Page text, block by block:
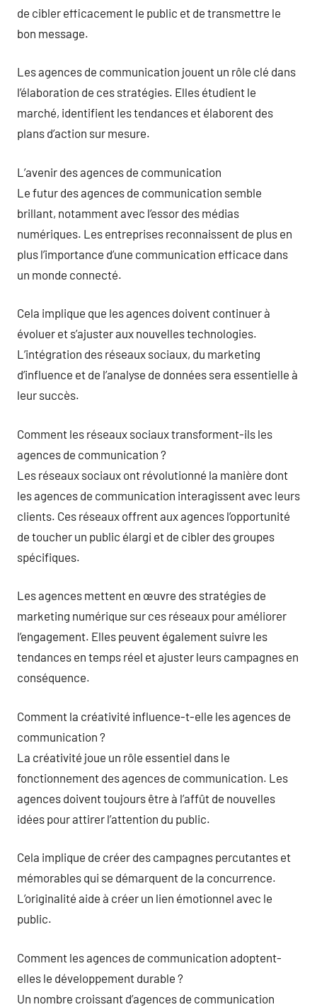
de cibler efficacement le public et de transmettre le
bon message.
Les agences de communication jouent un rôle clé dans
l’élaboration de ces stratégies. Elles étudient le
marché, identifient les tendances et élaborent des
plans d’action sur mesure.
L’avenir des agences de communication
Le futur des agences de communication semble
brillant, notamment avec l’essor des médias
numériques. Les entreprises reconnaissent de plus en
plus l’importance d’une communication efficace dans
un monde connecté.
Cela implique que les agences doivent continuer à
évoluer et s’ajuster aux nouvelles technologies.
L’intégration des réseaux sociaux, du marketing
d’influence et de l’analyse de données sera essentielle à
leur succès.
Comment les réseaux sociaux transforment-ils les
agences de communication ?
Les réseaux sociaux ont révolutionné la manière dont
les agences de communication interagissent avec leurs
clients. Ces réseaux offrent aux agences l’opportunité
de toucher un public élargi et de cibler des groupes
spécifiques.
Les agences mettent en œuvre des stratégies de
marketing numérique sur ces réseaux pour améliorer
l’engagement. Elles peuvent également suivre les
tendances en temps réel et ajuster leurs campagnes en
conséquence.
Comment la créativité influence-t-elle les agences de
communication ?
La créativité joue un rôle essentiel dans le
fonctionnement des agences de communication. Les
agences doivent toujours être à l’affût de nouvelles
idées pour attirer l’attention du public.
Cela implique de créer des campagnes percutantes et
mémorables qui se démarquent de la concurrence.
L’originalité aide à créer un lien émotionnel avec le
public.
Comment les agences de communication adoptent-
elles le développement durable ?
Un nombre croissant d’agences de communication